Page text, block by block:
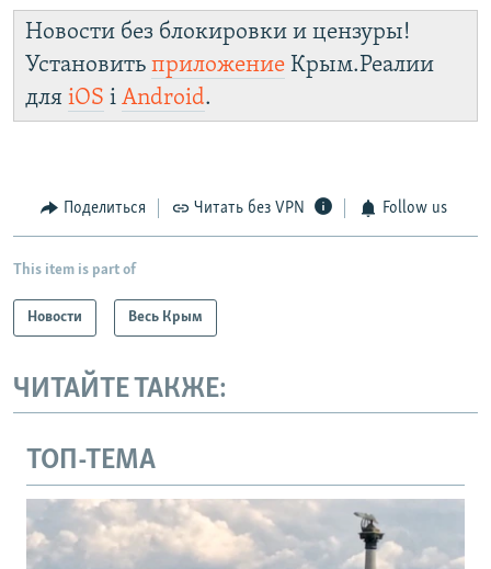
Новости без блокировки и цензуры!
Установить приложение Крым.Реалии
для iOS і Android.
Поделиться Читать без VPN Follow us
This item is part of
Новости Весь Крым
ЧИТАЙТЕ ТАКЖЕ:
ТОП-ТЕМА